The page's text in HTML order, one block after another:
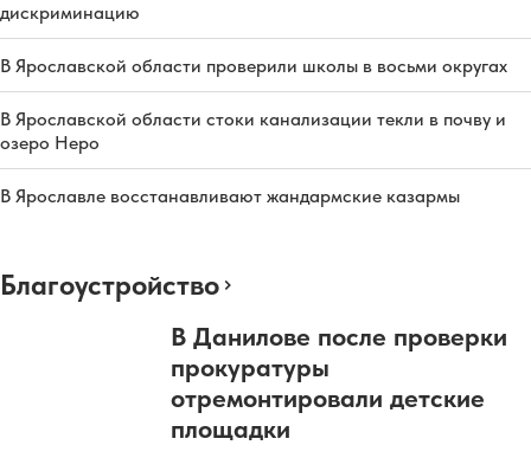
дискриминацию
В Ярославской области проверили школы в восьми округах
В Ярославской области стоки канализации текли в почву и
озеро Неро
В Ярославле восстанавливают жандармские казармы
Благоустройство
В Данилове после проверки
прокуратуры
отремонтировали детские
площадки